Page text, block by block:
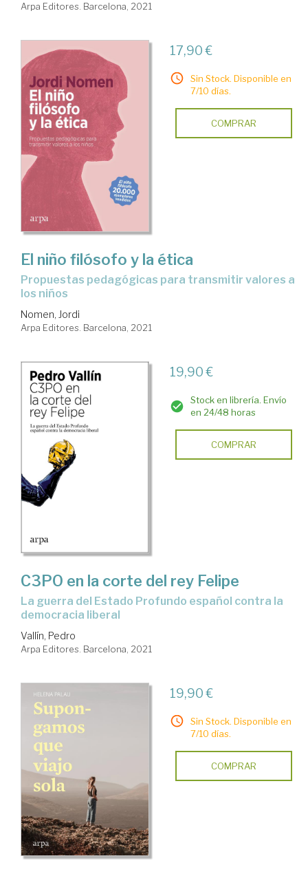
Arpa Editores. Barcelona, 2021
17,90 €
Sin Stock. Disponible en
7/10 días.
COMPRAR
El niño filósofo y la ética
propuestas pedagógicas para transmitir valores a
los niños
Nomen, Jordi
Arpa Editores. Barcelona, 2021
19,90 €
Stock en librería. Envío
en 24/48 horas
COMPRAR
C3PO en la corte del rey Felipe
la guerra del Estado Profundo español contra la
democracia liberal
Vallín, Pedro
Arpa Editores. Barcelona, 2021
19,90 €
Sin Stock. Disponible en
7/10 días.
COMPRAR